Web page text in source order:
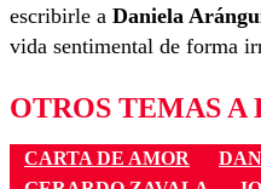
escribirle a Daniela
vida sentimental de forma
OTROS TEMAS A
CARTA DE AMOR